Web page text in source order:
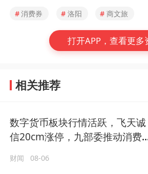
#消费券 # 洛阳 # 商文旅
打开APP，查看更多
相关推荐
数字货币板块行情活跃，飞天诚
信20cm涨停，九部委推动消费
财闻 08-06